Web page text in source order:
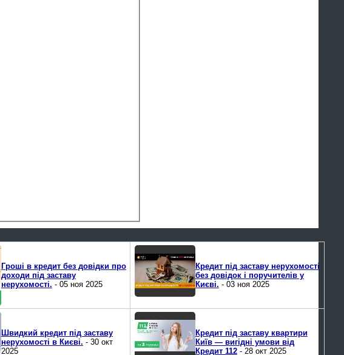
Гроші в кредит без довідки про
доходи під заставу
нерухомості. - 05 ноя 2025
Кредит під заставу нерухомості
без довідок і поручителів у
Києві. - 03 ноя 2025
Швидкий кредит під заставу
нерухомості в Києві. - 30 окт
2025
Кредит під заставу квартири
Київ — вигідні умови від
Кредит 112- 28 окт 2025